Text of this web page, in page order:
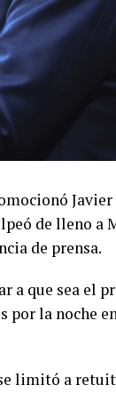
de lleno a
de prensa.
a que sea el
por la noche
limitó a